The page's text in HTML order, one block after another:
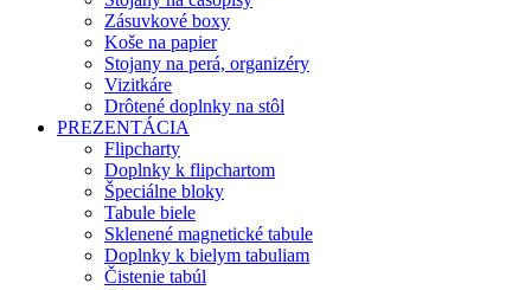
Zásuvkové boxy
Koše na papier
Stojany na perá, organizéry
Vizitkáre
Drôtené doplnky na stôl
PREZENTÁCIA
Flipcharty
Doplnky k flipchartom
Špeciálne bloky
Tabule biele
Sklenené magnetické tabule
Doplnky k bielym tabuliam
Čistenie tabúl